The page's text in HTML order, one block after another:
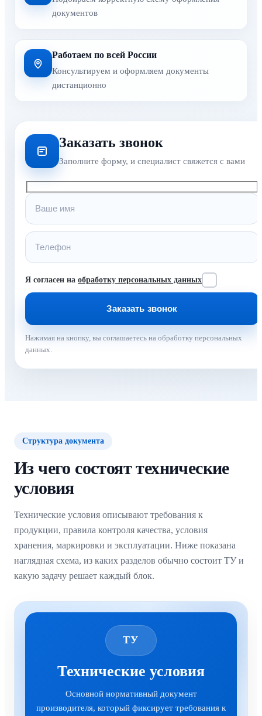
документов
Работаем по всей России
Консультируем и оформляем документы
дистанционно
Заказать звонок
Заполните форму, и специалист свяжется с вами
Я согласен на обработку персональных данных
Нажимая на кнопку, вы соглашаетесь на обработку персональных
данных.
Структура документа
Из чего состоят технические
условия
Технические условия описывают требования к
продукции, правила контроля качества, условия
хранения, маркировки и эксплуатации. Ниже показана
наглядная схема, из каких разделов обычно состоит ТУ и
какую задачу решает каждый блок.
ТУ
Технические условия
Основной нормативный документ
производителя, который фиксирует требования к